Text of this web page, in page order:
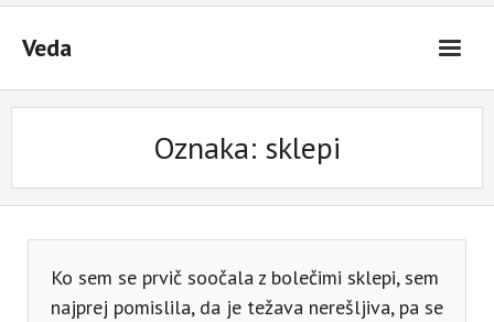
Skip
contentVeda
Oznaka: sklepi
Ko sem se prvič soočala z bolečimi sklepi, sem
najprej pomislila, da je težava nerešljiva, pa se